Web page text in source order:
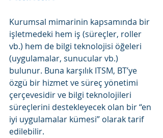
Kurumsal mimarinin kapsamında bir
işletmedeki hem iş (süreçler, roller
vb.) hem de bilgi teknolojisi öğeleri
(uygulamalar, sunucular vb.)
bulunur. Buna karşılık ITSM, BT’ye
özgü bir hizmet ve süreç yönetimi
çerçevesidir ve bilgi teknolojileri
süreçlerini destekleyecek olan bir “en
iyi uygulamalar kümesi” olarak tarif
edilebilir.